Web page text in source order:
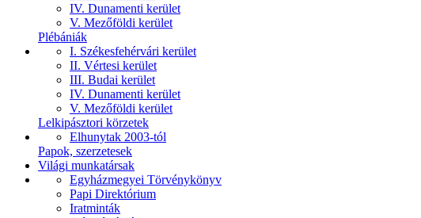
IV. Dunamenti kerület
V. Mezőföldi kerület
Plébániák
I. Székesfehérvári kerület
II. Vértesi kerület
III. Budai kerület
IV. Dunamenti kerület
V. Mezőföldi kerület
Lelkipásztori körzetek
Elhunytak 2003-tól
Papok, szerzetesek
Világi munkatársak
Egyházmegyei Törvénykönyv
Papi Direktórium
Iratminták